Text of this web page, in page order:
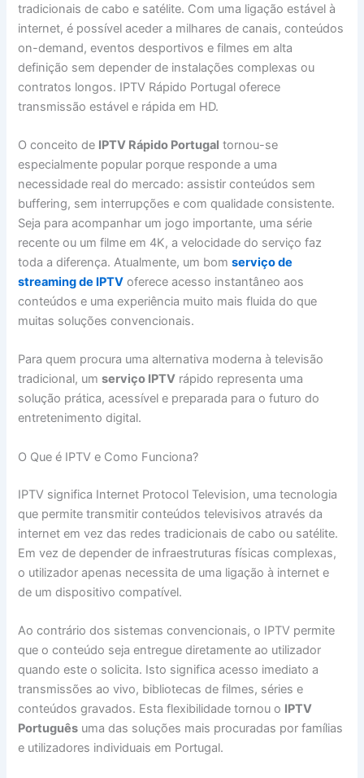
tradicionais de cabo e satélite. Com uma ligação estável à
internet, é possível aceder a milhares de canais, conteúdos
on-demand, eventos desportivos e filmes em alta
definição sem depender de instalações complexas ou
contratos longos. IPTV Rápido Portugal oferece
transmissão estável e rápida em HD.
O conceito de IPTV Rápido Portugal tornou-se
especialmente popular porque responde a uma
necessidade real do mercado: assistir conteúdos sem
buffering, sem interrupções e com qualidade consistente.
Seja para acompanhar um jogo importante, uma série
recente ou um filme em 4K, a velocidade do serviço faz
toda a diferença. Atualmente, um bomserviço de
streaming de IPTV oferece acesso instantâneo aos
conteúdos e uma experiência muito mais fluida do que
muitas soluções convencionais.
Para quem procura uma alternativa moderna à televisão
tradicional, umserviço IPTV rápido representa uma
solução prática, acessível e preparada para o futuro do
entretenimento digital.
O Que é IPTV e Como Funciona?
IPTV significa Internet Protocol Television, uma tecnologia
que permite transmitir conteúdos televisivos através da
internet em vez das redes tradicionais de cabo ou satélite.
Em vez de depender de infraestruturas físicas complexas,
o utilizador apenas necessita de uma ligação à internet e
de um dispositivo compatível.
Ao contrário dos sistemas convencionais, o IPTV permite
que o conteúdo seja entregue diretamente ao utilizador
quando este o solicita. Isto significa acesso imediato a
transmissões ao vivo, bibliotecas de filmes, séries e
conteúdos gravados. Esta flexibilidade tornou o IPTV
Português uma das soluções mais procuradas por famílias
e utilizadores individuais em Portugal.